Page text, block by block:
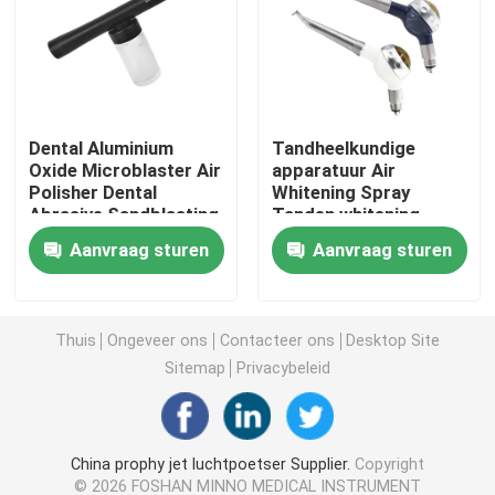
Micromotorische tandheelkunde
Tandheelkundige LED-lamp
Injector voor tandheelkundige anesthesie
Tandimplant machine
Endodontische producten
Tandheelkundige lichte genezingsmachine
luchtstroom voor
profylaxe
Dental Aluminium
Oxide Microblaster Air
Polisher Dental
Abrasive Sandblasting
Machine Air Abrasion
System met spray CA-
Aanvraag sturen
Tandheelkundige
apparatuur Air
Whitening Spray
Tanden whitening,
Reiniging Spary
Polisher Jet Oral
Hygiëne Poetsmiddel
Aanvraag sturen
Thuis Ongeveer ons Contacteer ons
Desktop Site
Sitemap
Privacybeleid
China prophy jet luchtpoetser Supplier. Copyright
© 2026 FOSHAN MINNO MEDICAL INSTRUMENT